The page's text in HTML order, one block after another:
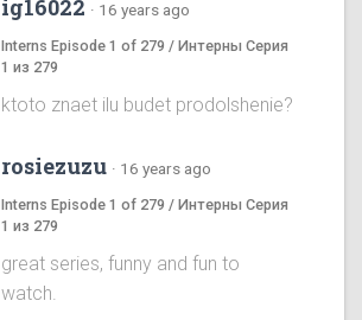
ig16022 · 16 years ago
Interns Episode 1 of 279 / Интерны Серия
1 из 279
ktoto znaet ilu budet prodolshenie?
rosiezuzu · 16 years ago
Interns Episode 1 of 279 / Интерны Серия
1 из 279
great series, funny and fun to
watch.